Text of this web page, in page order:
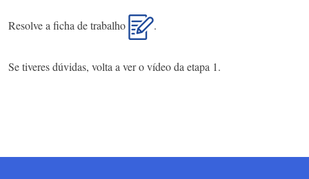
Resolve a ficha de trabalho .
Se tiveres dúvidas, volta a ver o vídeo da etapa 1.